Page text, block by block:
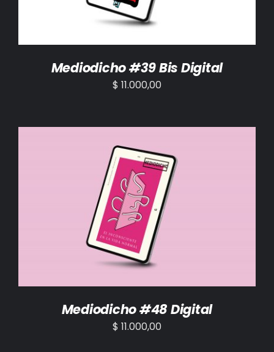
Mediodicho #39 Bis Digital
$ 11.000,00
AÑADIR AL CARRITO /
Mediodicho #48 Digital
$ 11.000,00